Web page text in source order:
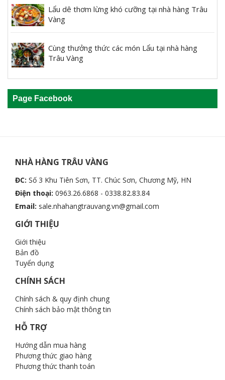
Lẩu dê thơm lừng khó cưỡng tại nhà hàng Trâu
Vàng
Cùng thưởng thức các món Lẩu tại nhà hàng
Trâu Vàng
Page Facebook
NHÀ HÀNG TRÂU VÀNG
ĐC: Số 3 Khu Tiên Sơn, TT. Chúc Sơn, Chương Mỹ, HN
Điện thoại: 0963.26.6868 - 0338.82.83.84
Email: sale.nhahangtrauvang.vn@gmail.com
GIỚI THIỆU
Giới thiệu
Bản đồ
Tuyển dụng
CHÍNH SÁCH
Chính sách & quy định chung
Chính sách bảo mật thông tin
HỖ TRỢ
Hướng dẫn mua hàng
Phương thức giao hàng
Phương thức thanh toán